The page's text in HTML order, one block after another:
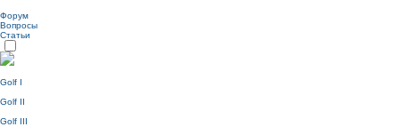
Форум
Вопросы
Статьи
Golf I
Golf II
Golf III